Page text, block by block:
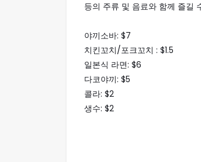
등의 주류 및 음료와 함께 즐길
야끼소바: $7
치킨꼬치/포크꼬치 : $1.5
일본식 라면: $6
다코야끼: $5
콜라: $2
생수: $2